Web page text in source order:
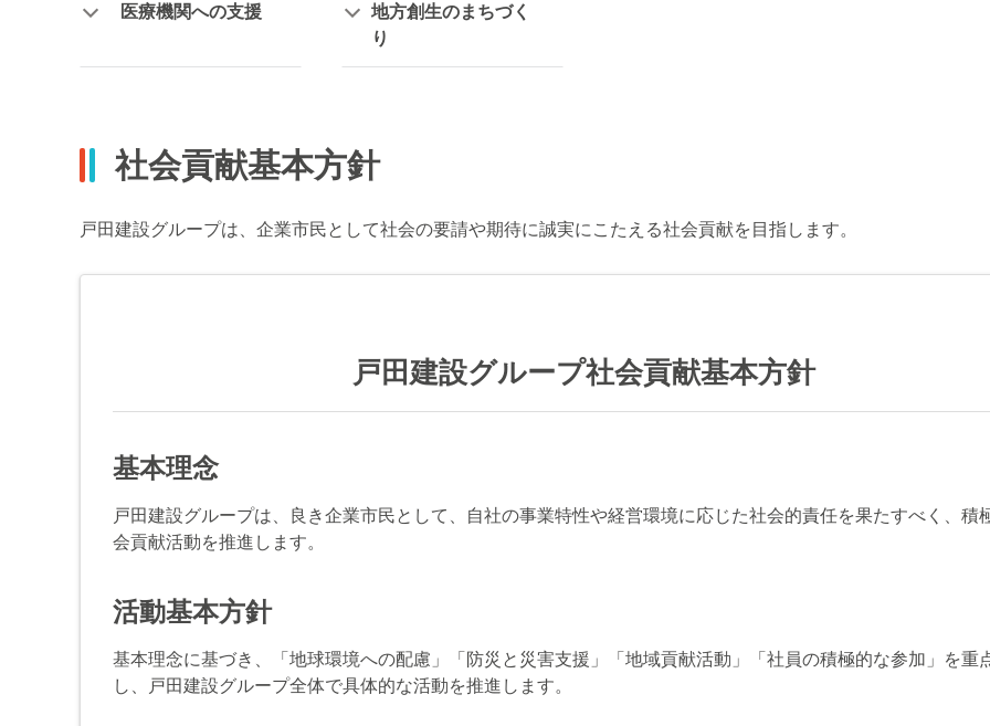
医療機関への支援
地方創生のまちづく
り
社会貢献基本方針
戸田建設グループは、企業市民として社会の要請や期待に誠実にこたえる社会貢献を目指します。
戸田建設グループ社会貢献基本方針
基本理念
戸田建設グループは、良き企業市民として、自社の事業特性や経営環境に応じた社会的責任を果たすべく、積
会貢献活動を推進します。
活動基本方針
基本理念に基づき、「地球環境への配慮」「防災と災害支援」「地域貢献活動」「社員の積極的な参加」を重
し、戸田建設グループ全体で具体的な活動を推進します。